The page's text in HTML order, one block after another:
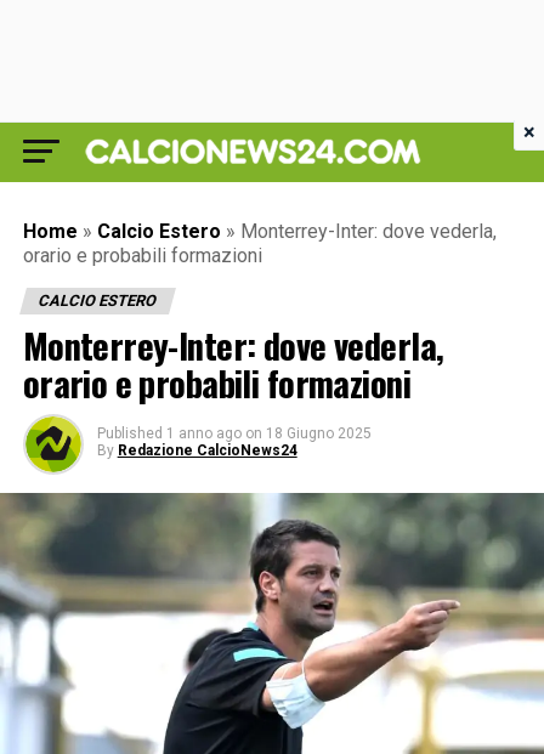
Home » Calcio Estero » Monterrey-Inter: dove vederla,
orario e probabili formazioni
CALCIO ESTERO
Monterrey-Inter: dove vederla,
orario e probabili formazioni
Published 1 anno ago on 18 Giugno 2025
By Redazione CalcioNews24
×